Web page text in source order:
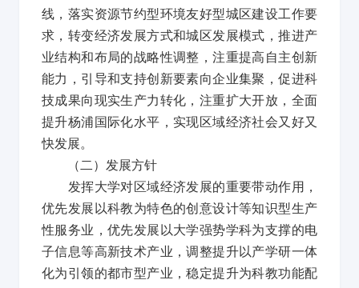
线，落实资源节约型环境友好型城区建设工作要
求，转变经济发展方式和城区发展模式，推进产
业结构和布局的战略性调整，注重提高自主创新
能力，引导和支持创新要素向企业集聚，促进科
技成果向现实生产力转化，注重扩大开放，全面
提升杨浦国际化水平，实现区域经济社会又好又
快发展。
（二）发展方针
发挥大学对区域经济发展的重要带动作用，
优先发展以科教为特色的创意设计等知识型生产
性服务业，优先发展以大学强势学科为支撑的电
子信息等高新技术产业，调整提升以产学研一体
化为引领的都市型产业，稳定提升为科教功能配